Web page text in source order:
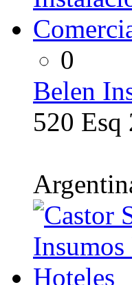
0
Belen
520 Esq